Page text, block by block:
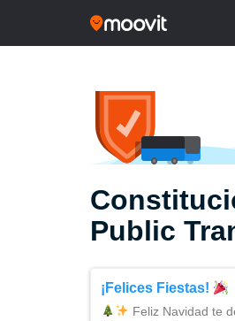
Public
¡Felices Fiestas!
Feliz Navidad te